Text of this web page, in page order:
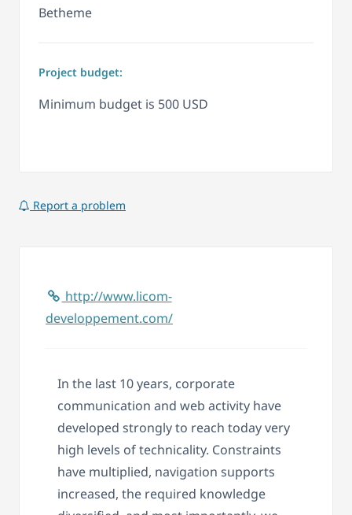
Betheme
Project budget:
Minimum budget is 500 USD
Report a problem
http://www.licom-
developpement.com/
In the last 10 years, corporate
communication and web activity have
developed strongly to reach today very
high levels of technicality. Constraints
have multiplied, navigation supports
increased, the required knowledge